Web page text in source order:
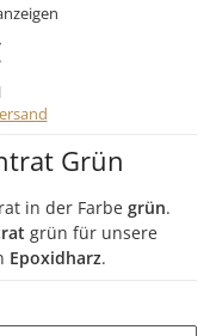
Grün
in der Farbe grün.
grün für unsere
Epoxidharz.